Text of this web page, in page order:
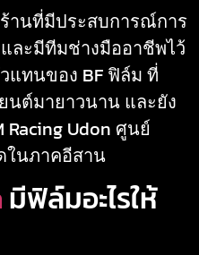
านที่มีประสบการณ์การ
ละมีทีมช่างมืออาชีพไว้
แทนของ BF ฟิล์ม ที่
นต์มายาวนาน และยัง
Racing Udon​ ศูนย์
นภาคอีสาน
มีฟิล์มอะไรให้